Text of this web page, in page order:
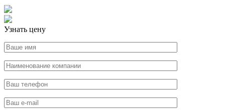
Узнать цену